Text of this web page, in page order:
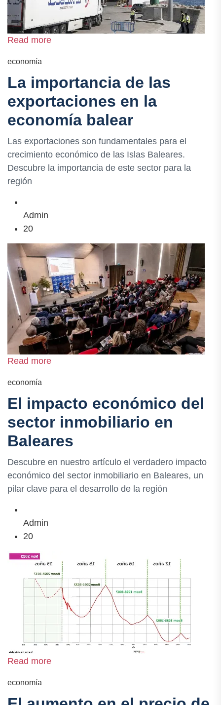
Read more
economía
La importancia de las
exportaciones en la
economía balear
Las exportaciones son fundamentales para el
crecimiento económico de las Islas Baleares.
Descubre la importancia de este sector para la
región
Admin
20
Read more
economía
El impacto económico del
sector inmobiliario en
Baleares
Descubre en nuestro artículo el verdadero impacto
económico del sector inmobiliario en Baleares, un
pilar clave para el desarrollo de la región
Admin
20
Read more
economía